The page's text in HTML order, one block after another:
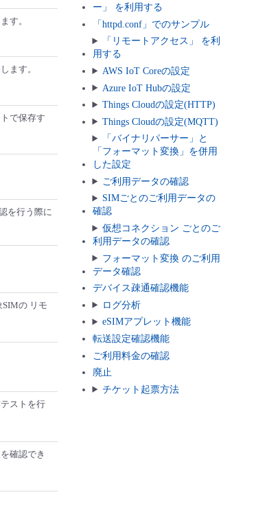
す。
ます。
で保存す
を行う際に
の リモ
ストを行
確認でき
ー」 を利用する
「httpd.conf」でのサンプル
「リモートアクセス」 を利
用する
AWS IoT Coreの設定
Azure IoT Hubの設定
Things Cloudの設定(HTTP)
Things Cloudの設定(MQTT)
「バイナリパーサー」と
「フォーマット変換」を併用
した設定
ご利用データの確認
SIMごとのご利用データの
確認
仮想コネクション ごとのご
利用データの確認
フォーマット変換 のご利用
データ確認
デバイス疎通確認機能
ログ分析
eSIMアプレット機能
転送設定確認機能
ご利用料金の確認
廃止
チケット起票方法